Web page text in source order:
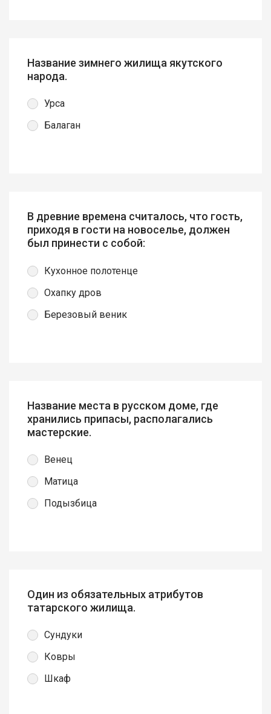
Название зимнего жилища якутского
народа.
Урса
Балаган
В древние времена считалось, что гость,
приходя в гости на новоселье, должен
был принести с собой:
Кухонное полотенце
Охапку дров
Березовый веник
Название места в русском доме, где
хранились припасы, располагались
мастерские.
Венец
Матица
Подызбица
Один из обязательных атрибутов
татарского жилища.
Сундуки
Ковры
Шкаф